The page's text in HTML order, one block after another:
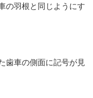
の羽根と同じようにす
歯車の側面に記号が見